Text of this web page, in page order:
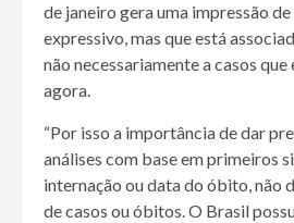
de janeiro gera uma impressão
expressivo, mas que está
não necessariamente a casos
agora.
“Por isso a importância de dar
análises com base em primeiros
internação ou data do óbito, não
de casos ou óbitos. O Brasil